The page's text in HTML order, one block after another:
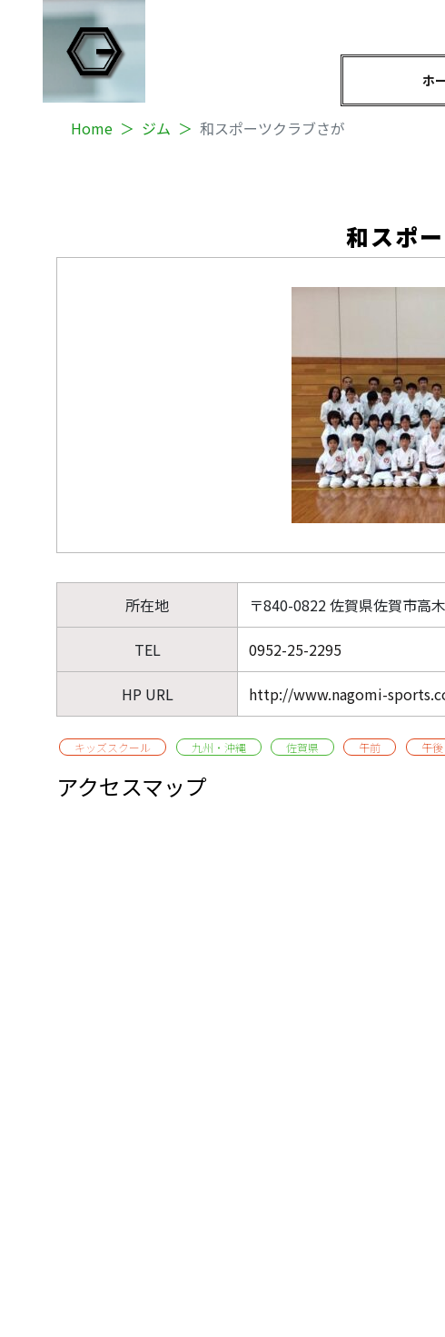
ホ
Home ジム 和スポーツクラブさが
和スポ
所在地 〒840-0822 佐賀県佐賀市高
TEL 0952-25-2295
HP URL http://www.nagomi-
キッズスクール 九州・沖縄 佐賀県 午前 午後
アクセスマップ